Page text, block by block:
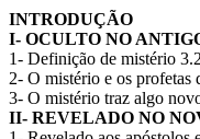
INTRODUÇÃO
I- OCULTO NO
1- Definição de mistério 3.2
2- O mistério e os
3- O mistério traz algo
II- REVELADO NO